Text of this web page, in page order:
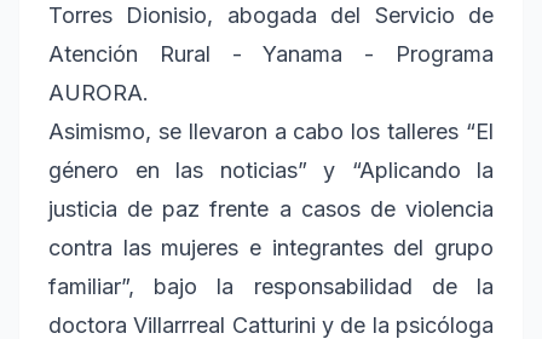
Torres Dionisio, abogada del Servicio de
Atención Rural - Yanama - Programa
AURORA.
Asimismo, se llevaron a cabo los talleres “El
género en las noticias” y “Aplicando la
justicia de paz frente a casos de violencia
contra las mujeres e integrantes del grupo
familiar”, bajo la responsabilidad de la
doctora Villarrreal Catturini y de la psicóloga